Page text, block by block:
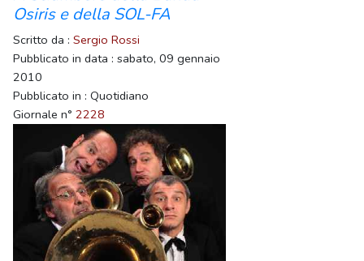
Osiris e della SOL-FA
Scritto da : Sergio Rossi
Pubblicato in data : sabato, 09 gennaio
2010
Pubblicato in : Quotidiano
Giornale n° 2228